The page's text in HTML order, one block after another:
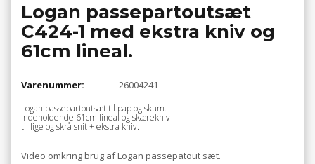
Logan passepartoutsæt
C424-1 med ekstra kniv og
61cm lineal.
Varenummer: 26004241
Logan passepartoutsæt til pap og skum.
Indeholdende 61cm lineal og skærekniv
til lige og skrå snit + ekstra kniv.
Video omkring brug af Logan passepatout sæt.